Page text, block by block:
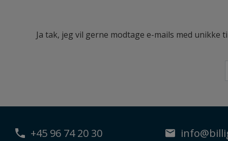
Ja tak, jeg vil gerne modtage e-mails med
+45 96 74 20 30